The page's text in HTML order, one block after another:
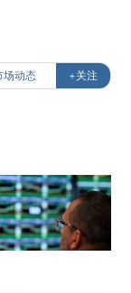
场动态 +关注